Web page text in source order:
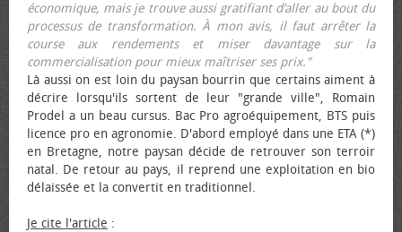
économique, mais je trouve aussi gratifiant d’aller au bout du
processus de transformation. À mon avis, il faut arrêter la
course aux rendements et miser davantage sur la
commercialisation pour mieux maîtriser ses prix."
Là aussi on est loin du paysan bourrin que certains aiment à
décrire lorsqu'ils sortent de leur "grande ville", Romain
Prodel a un beau cursus. Bac Pro agroéquipement, BTS puis
licence pro en agronomie. D'abord employé dans une ETA (*)
en Bretagne, notre paysan décide de retrouver son terroir
natal. De retour au pays, il reprend une exploitation en bio
délaissée et la convertit en traditionnel.
Je cite l'article :